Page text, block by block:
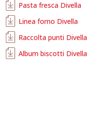
Pasta fresca Divella
Linea forno Divella
Raccolta punti
Album biscotti Divella